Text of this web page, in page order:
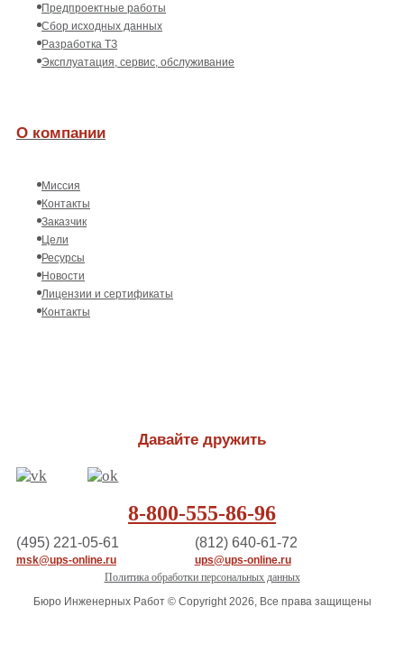
Предпроектные работы
Сбор исходных данных
Разработка ТЗ
Эксплуатация, сервис, обслуживание
О компании
Миссия
Контакты
Заказчик
Цели
Ресурсы
Новости
Лицензии и сертификаты
Контакты
Давайте дружить
8-800-555-86-96
(495) 221-05-61
msk@ups-online.ru
(812) 640-61-72
ups@ups-online.ru
Политика обработки персональных данных
Бюро Инженерных Работ © Copyright 2026, Все права защищены